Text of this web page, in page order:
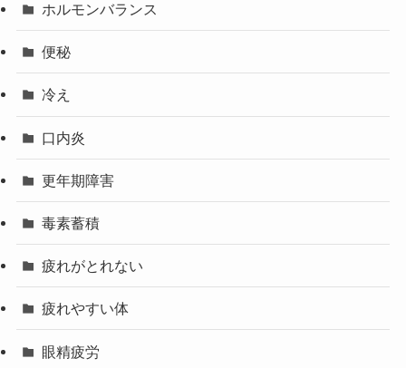
ホルモンバランス
便秘
冷え
口内炎
更年期障害
毒素蓄積
疲れがとれない
疲れやすい体
眼精疲労